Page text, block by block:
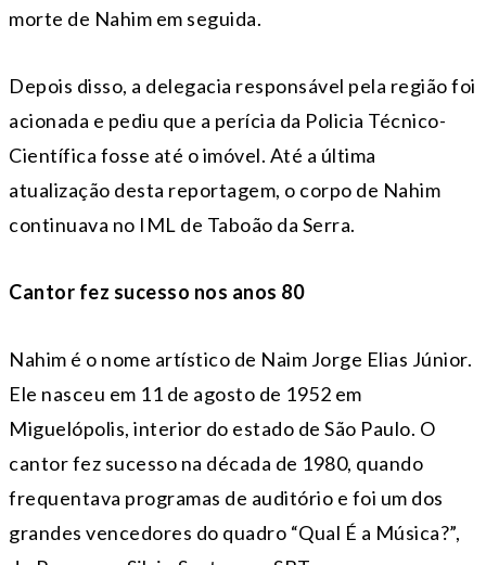
morte de Nahim em seguida.
Depois disso, a delegacia responsável pela região foi
acionada e pediu que a perícia da Policia Técnico-
Científica fosse até o imóvel. Até a última
atualização desta reportagem, o corpo de Nahim
continuava no IML de Taboão da Serra.
Cantor fez sucesso nos anos 80
Nahim é o nome artístico de Naim Jorge Elias Júnior.
Ele nasceu em 11 de agosto de 1952 em
Miguelópolis, interior do estado de São Paulo. O
cantor fez sucesso na década de 1980, quando
frequentava programas de auditório e foi um dos
grandes vencedores do quadro “Qual É a Música?”,